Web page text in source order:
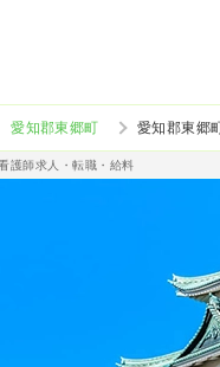
愛知郡東郷町 愛知郡東郷
護師求人・転職・給料